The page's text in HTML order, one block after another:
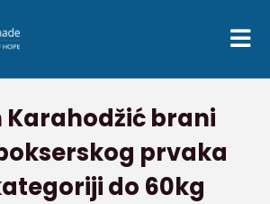
Karahodžić brani
prvaka
do 60kg